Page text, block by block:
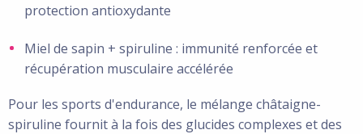
protection antioxydante
Miel de sapin + spiruline : immunité renforcée et
récupération musculaire accélérée
Pour les sports d'endurance, le mélange châtaigne-
spiruline fournit à la fois des glucides complexes et des